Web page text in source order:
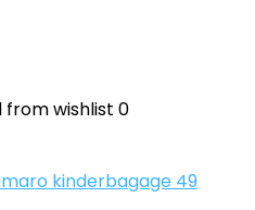
from wishlist 0